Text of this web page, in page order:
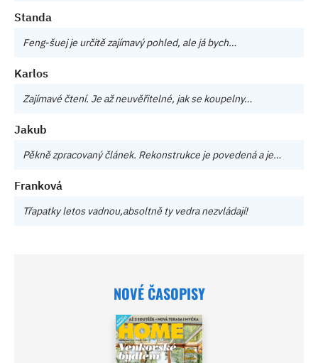
Standa
Feng-šuej je určitě zajímavý pohled, ale já bych…
Karlos
Zajímavé čtení. Je až neuvěřitelné, jak se koupelny…
Jakub
Pěkně zpracovaný článek. Rekonstrukce je povedená a je…
Franková
Třapatky letos vadnou,absoltně ty vedra nezvládají!
NOVÉ ČASOPISY